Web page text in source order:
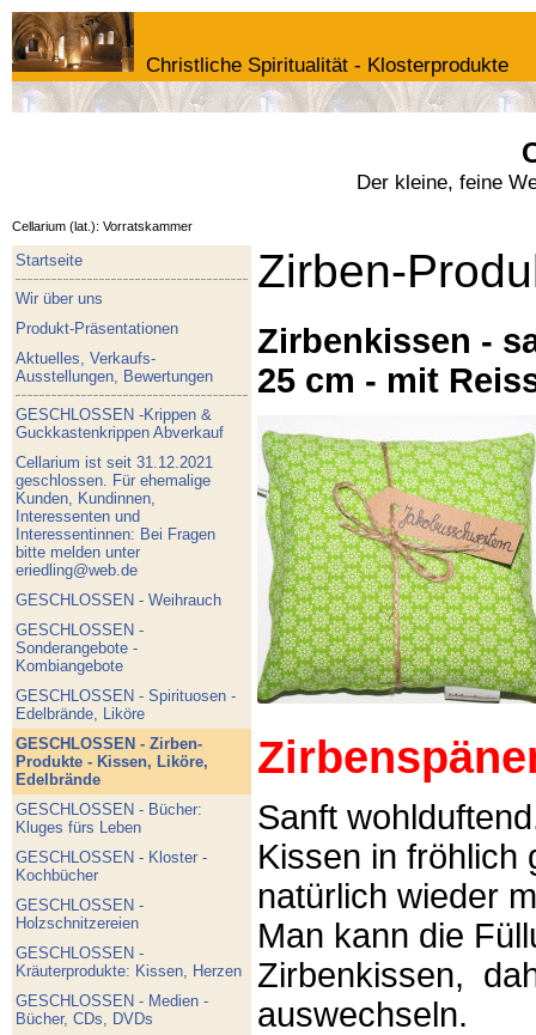
Christliche Spiritualität - Klosterprodukte
Der kleine, feine
Cellarium (lat.): Vorratskammer
Startseite
Wir über uns
Produkt-Präsentationen
Aktuelles, Verkaufs-
Ausstellungen, Bewertungen
GESCHLOSSEN -Krippen &
Guckkastenkrippen Abverkauf
Cellarium ist seit 31.12.2021
geschlossen. Für ehemalige
Kunden, Kundinnen,
Interessenten und
Interessentinnen: Bei Fragen
bitte melden unter
eriedling@web.de
GESCHLOSSEN - Weihrauch
GESCHLOSSEN -
Sonderangebote -
Kombiangebote
GESCHLOSSEN - Spirituosen -
Edelbrände, Liköre
GESCHLOSSEN - Zirben-
Produkte - Kissen, Liköre,
Edelbrände
GESCHLOSSEN - Bücher:
Kluges fürs Leben
GESCHLOSSEN - Kloster -
Kochbücher
GESCHLOSSEN -
Holzschnitzereien
GESCHLOSSEN -
Kräuterprodukte: Kissen, Herzen
GESCHLOSSEN - Medien -
Bücher, CDs, DVDs
Zirben-
Zirbenkissen -
25 cm - mit
Sanft
Kissen in fröhlich
natürlich wieder
Man kann die
Zirbenkissen,
auswechseln.